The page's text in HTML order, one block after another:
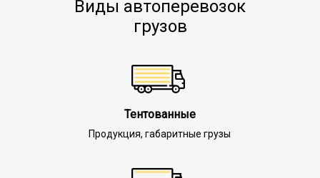
Виды автоперевозок
грузов
Тентованные
Продукция, габаритные грузы